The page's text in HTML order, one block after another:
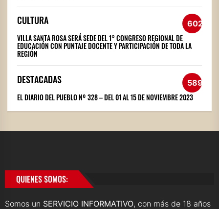
CULTURA 602
VILLA SANTA ROSA SERÁ SEDE DEL 1° CONGRESO REGIONAL DE
EDUCACIÓN CON PUNTAJE DOCENTE Y PARTICIPACIÓN DE TODA LA
REGIÓN
DESTACADAS 589
EL DIARIO DEL PUEBLO Nº 328 – DEL 01 AL 15 DE NOVIEMBRE 2023
QUIENES SOMOS:
Somos un SERVICIO INFORMATIVO, con más de 18 años